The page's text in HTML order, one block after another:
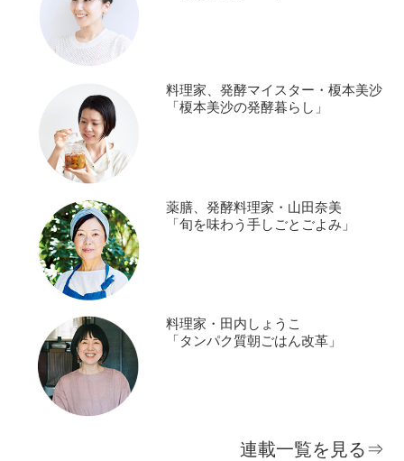
料理家、発酵マイスター・榎本美沙
「榎本美沙の発酵暮らし」
薬膳、発酵料理家・山田奈美
「旬を味わう手しごとごよみ」
料理家・田内しょうこ
「タンパク質朝ごはん改革」
連載一覧を見る⇒